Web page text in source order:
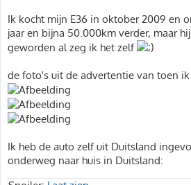
Ik kocht mijn E36 in oktober 2009 en
jaar en bijna 50.000km verder, maar
geworden al zeg ik het zelf
de foto's uit de advertentie van toen
Ik heb de auto zelf uit Duitsland
onderweg naar huis in Duitsland: